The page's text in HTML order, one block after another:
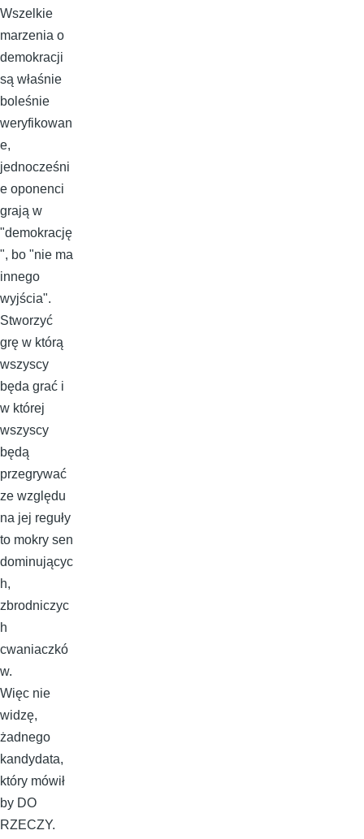
Wszelkie
marzenia o
demokracji
są właśnie
boleśnie
weryfikowan
e,
jednocześni
e oponenci
grają w
"demokrację
", bo "nie ma
innego
wyjścia".
Stworzyć
grę w którą
wszyscy
będa grać i
w której
wszyscy
będą
przegrywać
ze względu
na jej reguły
to mokry sen
dominującyc
h,
zbrodniczyc
h
cwaniaczkó
w.
Więc nie
widzę,
żadnego
kandydata,
który mówił
by DO
RZECZY.